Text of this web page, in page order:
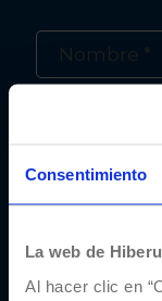
Consentimiento
La web de
Al hacer clic en